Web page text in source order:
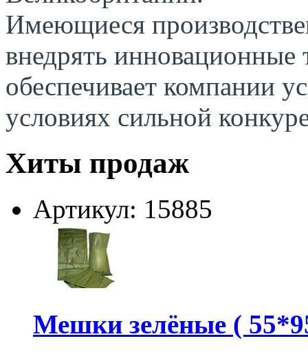
Имеющиеся
внедрять инновационные
обеспечивает компании
условиях сильной
Хиты продаж
Артикул: 15885
Мешки зелёные (